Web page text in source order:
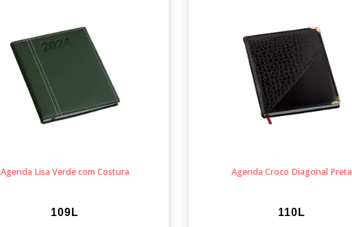
Agenda Lisa Verde com Costura
109L
Agenda Croco Diagonal Preta
110L